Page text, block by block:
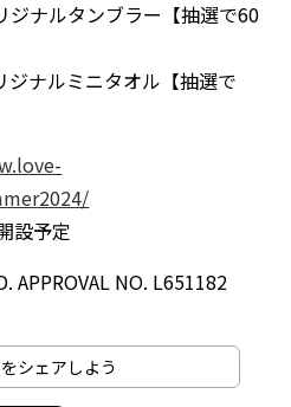
ジナルタンブラー【抽選で60
ジナルミニタオル【抽選で
設予定
APPROVAL NO. L651182
シェアしよう